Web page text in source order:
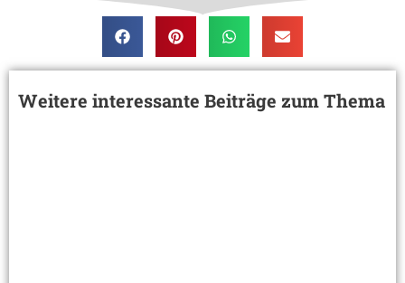
Weitere interessante Beiträge zum Thema